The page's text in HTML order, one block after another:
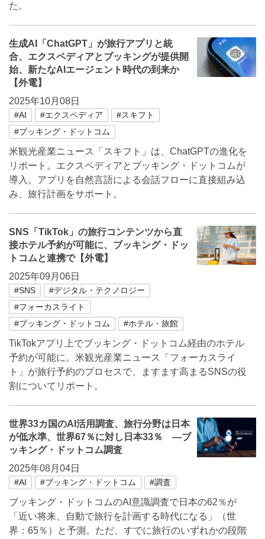
た。
生成AI「ChatGPT」が旅行アプリと統
合、エクスペディアとブッキングが提供開
始、新たなAIエージェント時代の到来か
【外電】
2025年10月08日
#AI #エクスペディア
#スキフト
#ブッキング・ドットコム
米観光産業ニュース「スキフト」は、ChatGPTの進化を
リポート。エクスペディアとブッキング・ドットコムが
導入。アプリを自然言語による会話フローに直接組み込
み、旅行計画をサポート。
SNS「TikTok」の旅行コンテンツから直
接ホテル予約が可能に、ブッキング・ドッ
トコムと連携で【外電】
2025年09月06日
#SNS
#デジタル・テクノロジー
#フォーカスライト
#ブッキング・ドットコム
#ホテル・旅館
TikTokアプリ上でブッキング・ドットコム経由のホテル
予約が可能に。米観光産業ニュース「フォーカスライ
ト」が旅行予約のプロセスで、ますます高まるSNSの役
割についてリポート。
世界33カ国のAI活用調査、旅行分野は日本
が低水準、世界67％に対し日本33％ ―ブ
ッキング・ドットコム調査
2025年08月04日
#AI #ブッキング・ドットコム #調査
ブッキング・ドットコムのAI意識調査で日本の62％が
「近い将来、自動で旅行を計画する時代になる」（世
界：65％）と予測。ただ、すでに旅行のいずれかの段階